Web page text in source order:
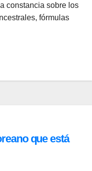
constancia sobre los
fórmulas
que está